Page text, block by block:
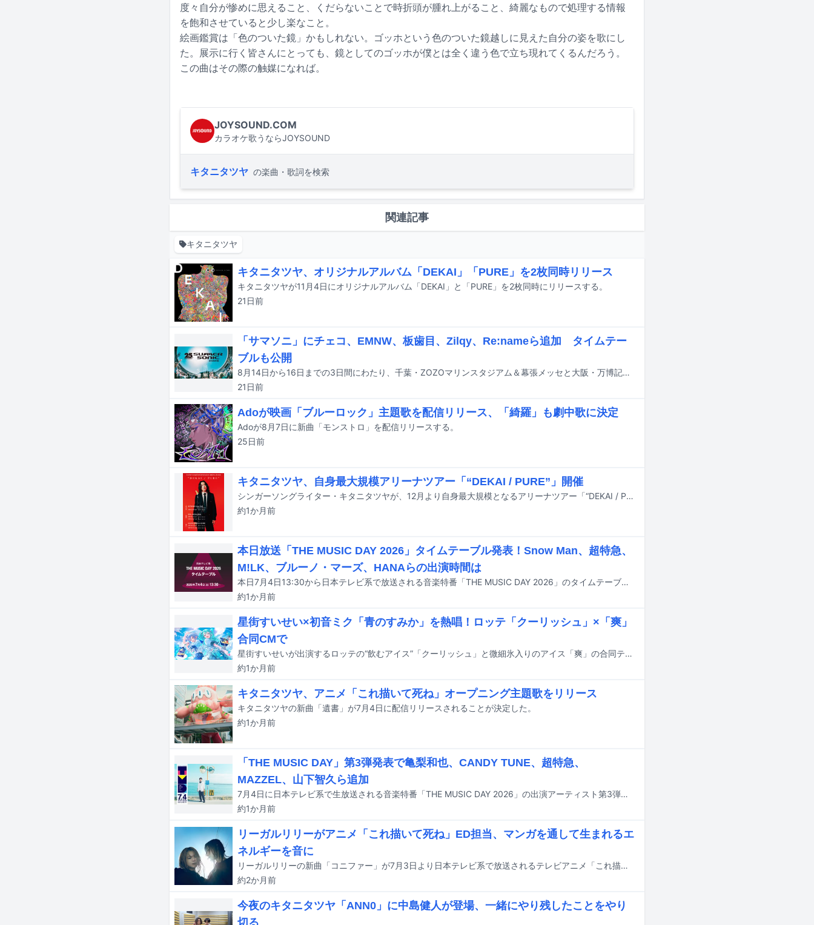
度々自分が惨めに思えること、くだらないことで時折頭が腫れ上がること、綺麗なもので処理する情報
を飽和させていると少し楽なこと。
絵画鑑賞は「色のついた鏡」かもしれない。ゴッホという色のついた鏡越しに見えた自分の姿を歌にし
た。展示に行く皆さんにとっても、鏡としてのゴッホが僕とは全く違う色で立ち現れてくるんだろう。
この曲はその際の触媒になれば。
JOYSOUND.COM
カラオケ歌うならJOYSOUND
キタニタツヤ の楽曲・歌詞を検索
関連記事
キタニタツヤ
キタニタツヤ、オリジナルアルバム「DEKAI」「PURE」を2枚同時リリース
キタニタツヤが11月4日にオリジナルアルバム「DEKAI」と「PURE」を2枚同時にリリースする。
21日前
「サマソニ」にチェコ、EMNW、板歯目、Zilqy、Re:nameら追加 タイムテー
ブルも公開
8月14日から16日までの3日間にわたり、千葉・ZOZOマリンスタジアム＆幕張メッセと大阪・万博記念公園で行われる音楽フェスティバル「SUMMER SONIC 2026」の追加出演アーティストが発表された。
21日前
Adoが映画「ブルーロック」主題歌を配信リリース、「綺羅」も劇中歌に決定
Adoが8月7日に新曲「モンストロ」を配信リリースする。
25日前
キタニタツヤ、自身最大規模アリーナツアー「“DEKAI / PURE”」開催
シンガーソングライター・キタニタツヤが、12月より自身最大規模となるアリーナツアー「“DEKAI / PURE”」を開催する。
約1か月前
本日放送「THE MUSIC DAY 2026」タイムテーブル発表！Snow Man、超特急、
M!LK、ブルーノ・マーズ、HANAらの出演時間は
本日7月4日13:30から日本テレビ系で放送される音楽特番「THE MUSIC DAY 2026」のタイムテーブルが発表された。
約1か月前
星街すいせい×初音ミク「青のすみか」を熱唱！ロッテ「クーリッシュ」×「爽」
合同CMで
星街すいせいが出演するロッテの“飲むアイス”「クーリッシュ」と微細氷入りのアイス「爽」の合同テレビCM「冷たくて青い、夏が来た。」編が、7月7日より全国オンエアされる。
約1か月前
キタニタツヤ、アニメ「これ描いて死ね」オープニング主題歌をリリース
キタニタツヤの新曲「遺書」が7月4日に配信リリースされることが決定した。
約1か月前
「THE MUSIC DAY」第3弾発表で亀梨和也、CANDY TUNE、超特急、
MAZZEL、山下智久ら追加
7月4日に日本テレビ系で生放送される音楽特番「THE MUSIC DAY 2026」の出演アーティスト第3弾が発表された。
約1か月前
リーガルリリーがアニメ「これ描いて死ね」ED担当、マンガを通して生まれるエ
ネルギーを音に
リーガルリリーの新曲「コニファー」が7月3日より日本テレビ系で放送されるテレビアニメ「これ描いて死ね」のエンディングテーマに決定した。
約2か月前
今夜のキタニタツヤ「ANN0」に中島健人が登場、一緒にやり残したことをやり
切る